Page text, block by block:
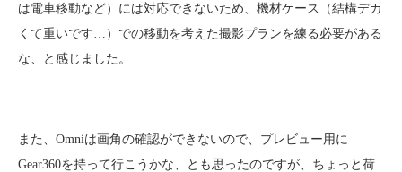
は電車移動など）には対応できないため、機材ケース（結構デカ
くて重いです…）での移動を考えた撮影プランを練る必要がある
な、と感じました。
また、Omniは画角の確認ができないので、プレビュー用に
Gear360を持って行こうかな、とも思ったのですが、ちょっと荷